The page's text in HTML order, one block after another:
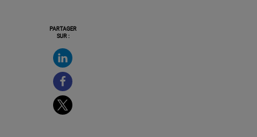
PARTAGER
SUR :